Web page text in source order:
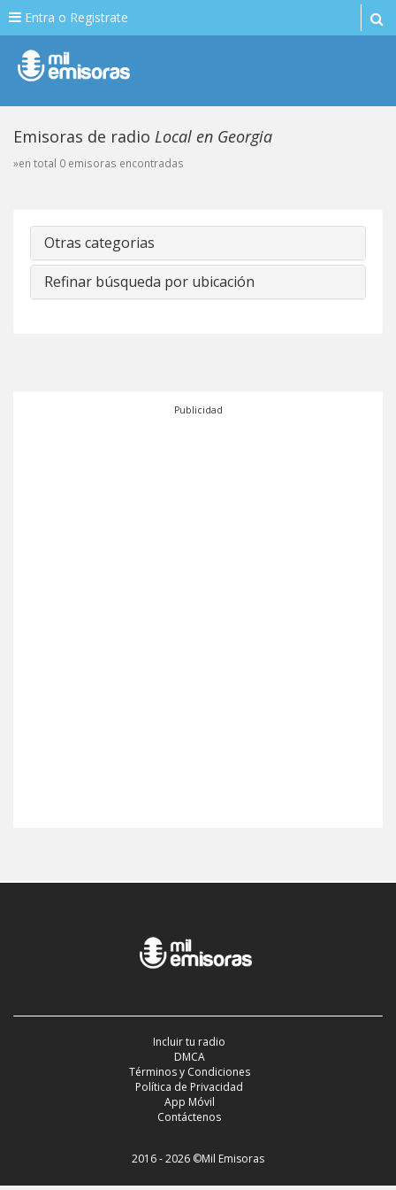
Entra o Registrate
Emisoras de radio Local en Georgia
»en total 0 emisoras encontradas
Otras categorias
Refinar búsqueda por ubicación
Publicidad
Incluir tu radio
DMCA
Términos y Condiciones
Política de Privacidad
App Móvil
Contáctenos
2016 - 2026 ©Mil Emisoras